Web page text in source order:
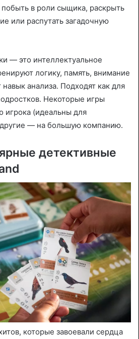
в роли сыщика, раскрыть
или распутать загадочную
— это интеллектуальное
логику, память, внимание
анализа. Подходят как для
Некоторые игры
игрока (идеальны для
— на большую компанию.
детективные
которые завоевали сердца